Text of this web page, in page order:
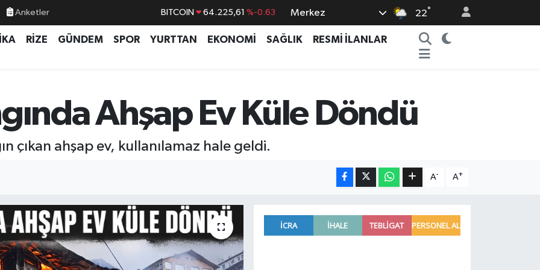
Anketler DOLAR 47,7143 %0.16
EURO 55,0317 %-0.02
BİST100 13.799 %70
Merkez 22°
RİZE GÜNDEM SPOR YURTTAN EKONOMİ SAĞLIK
RESMİ İLANLAR
Ahşap Ev Küle Döndü
çıkan ahşap ev, kullanılamaz hale geldi.
A- A+